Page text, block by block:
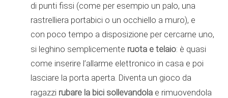
di punti fissi (come per esempio un palo, una
rastrelliera portabici o un occhiello a muro), e
con poco tempo a disposizione per cercarne uno,
si leghino semplicemente ruota e telaio: è quasi
come inserire l’allarme elettronico in casa e poi
lasciare la porta aperta. Diventa un gioco da
ragazzi rubare la bici sollevandola e rimuovendola